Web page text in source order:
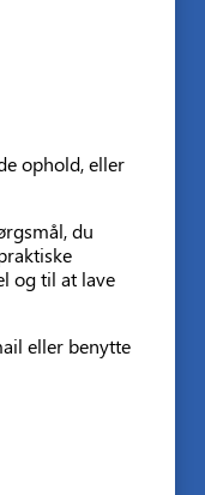
ophold, eller
du
og til at lave
eller benytte